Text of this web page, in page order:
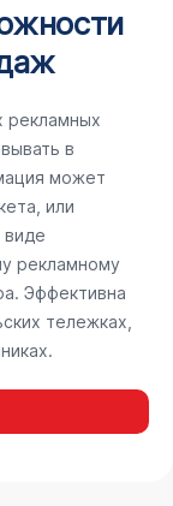
рекламных
в
может
или
виде
рекламному
Эффективна
тележках,